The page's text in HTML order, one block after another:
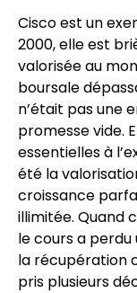
Cisco est un
2000, elle est
valorisée au
boursale
n’était pas une
promesse vide.
essentielles à
été la
croissance
illimitée. Quand
le cours a
la récupération
pris plusieurs